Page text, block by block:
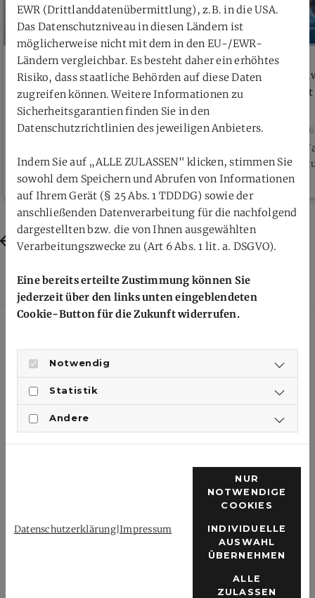
Öffentliche Verhandlung Verbandsgericht
26. Juli 2026
Videokonferenz
Neue
26. Juli 2026
Ab dem 4.
Previous
Next
Badmintonverband
Rheinhessen-Pfalz e.V.
gst@b-v-r-p.de
EWR (Drittlanddatenübermittlung), z.B. in die USA.
Das Datenschutzniveau in diesen Ländern ist
möglicherweise nicht mit dem in den EU-/EWR-
Ländern vergleichbar. Es besteht daher ein erhöhtes
Risiko, dass staatliche Behörden auf diese Daten
zugreifen können. Weitere Informationen zu
Sicherheitsgarantien finden Sie in den
Datenschutzrichtlinien des jeweiligen Anbieters.
Indem Sie auf „ALLE ZULASSEN" klicken, stimmen Sie
sowohl dem Speichern und Abrufen von Informationen
auf Ihrem Gerät (§ 25 Abs. 1 TDDDG) sowie der
anschließenden Datenverarbeitung für die nachfolgend
dargestellten bzw. die von Ihnen ausgewählten
Verarbeitungszwecke zu (Art 6 Abs. 1 lit. a. DSGVO).
Eine bereits erteilte Zustimmung können Sie
jederzeit über den links unten eingeblendeten
Cookie-Button für die Zukunft widerrufen.
Notwendig
Statistik
Andere
Datenschutzerklärung|Impressum
NUR
NOTWENDIGE
COOKIES
INDIVIDUELLE
AUSWAHL
ÜBERNEHMEN
ALLE
ZULASSEN